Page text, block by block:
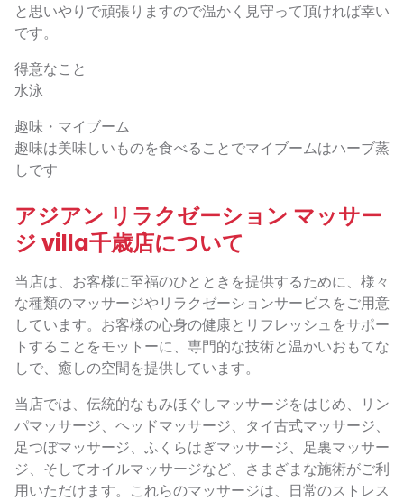
と思いやりで頑張りますので温かく見守って頂ければ幸い
です。
得意なこと
水泳
趣味・マイブーム
趣味は美味しいものを食べることでマイブームはハーブ蒸
しです
アジアン リラクゼーション マッサー
ジ villa千歳店について
当店は、お客様に至福のひとときを提供するために、様々
な種類のマッサージやリラクゼーションサービスをご用意
しています。お客様の心身の健康とリフレッシュをサポー
トすることをモットーに、専門的な技術と温かいおもてな
しで、癒しの空間を提供しています。
当店では、伝統的なもみほぐしマッサージをはじめ、リン
パマッサージ、ヘッドマッサージ、タイ古式マッサージ、
足つぼマッサージ、ふくらはぎマッサージ、足裏マッサー
ジ、そしてオイルマッサージなど、さまざまな施術がご利
用いただけます。これらのマッサージは、日常のストレス